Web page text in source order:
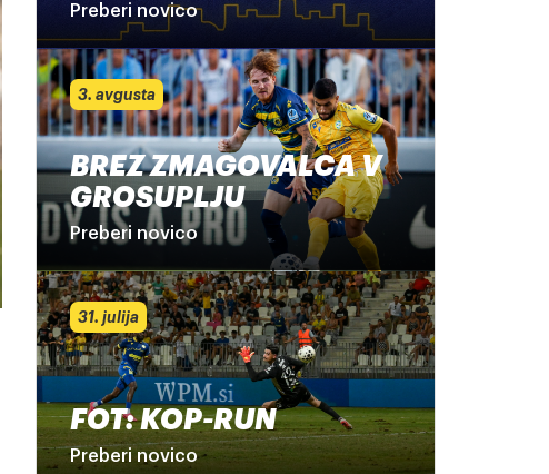
Preberi novico
3. avgusta
BREZ ZMAGOVALCA V
GROSUPLJU
Preberi novico
31. julija
FOT: KOP-RUN
Preberi novico